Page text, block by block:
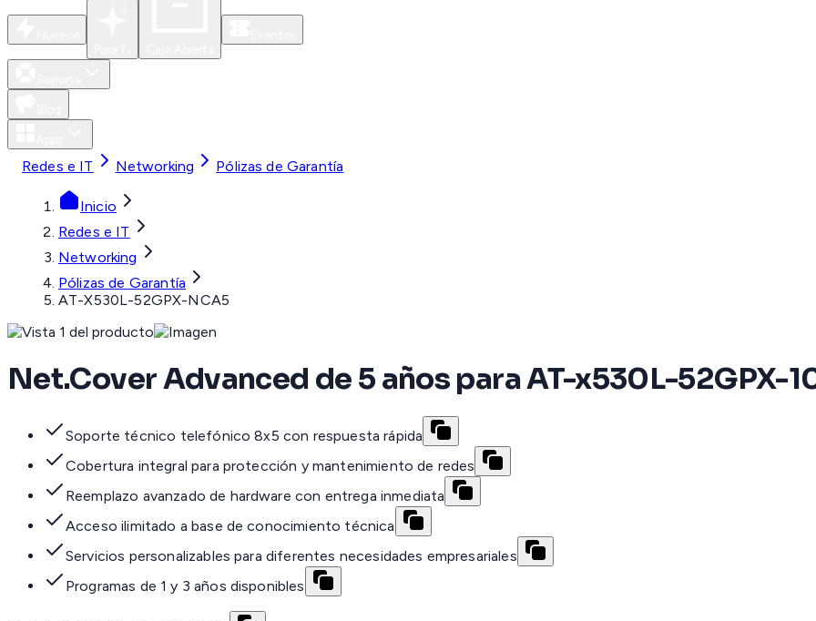
Redes e IT Networking Pólizas de Garantía
Inicio
Redes e IT
Networking
Pólizas de Garantía
AT-X530L-52GPX-NCA5
Net.Cover Advanced de 5 años para AT-x530L-52GPX-
Soporte técnico telefónico 8x5 con respuesta rápida
Cobertura integral para protección y mantenimiento de redes
Reemplazo avanzado de hardware con entrega inmediata
Acceso ilimitado a base de conocimiento técnica
Servicios personalizables para diferentes necesidades empresariales
Programas de 1 y 3 años disponibles